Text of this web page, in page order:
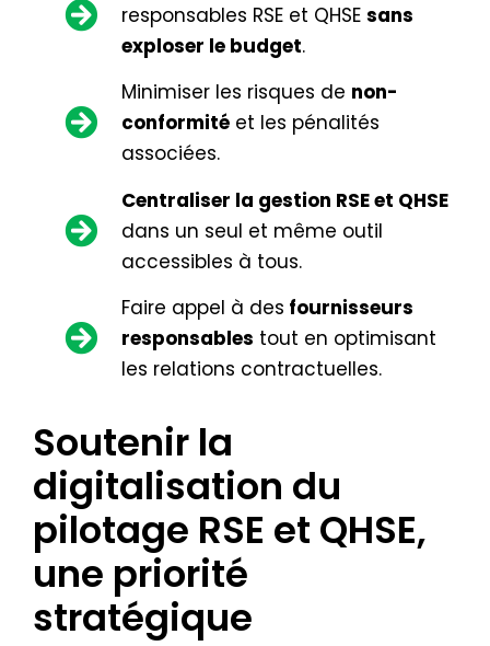
responsables RSE et QHSE sans
exploser le budget.
Minimiser les risques de non-
conformitéet les pénalités
associées.
Centraliser la gestion RSE et QHSE
dans un seul et même outil
accessibles à tous.
Faire appel à des fournisseurs
responsables tout en optimisant
les relations contractuelles.
Soutenir la
digitalisation du
pilotage RSE et QHSE,
une priorité
stratégique